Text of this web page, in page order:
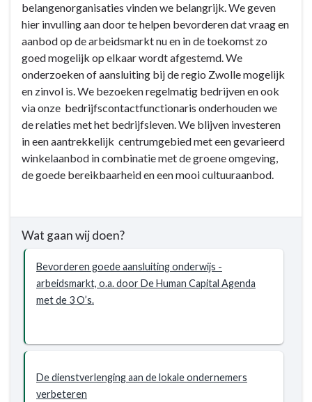
Wij
zetten
op
een
sterkere
locale
economie
belangenorganisaties vinden we belangrijk. We geven
hier invulling aan door te helpen bevorderen dat vraag en
aanbod op de arbeidsmarkt nu en in de toekomst zo
goed mogelijk op elkaar wordt afgestemd. We
onderzoeken of aansluiting bij de regio Zwolle mogelijk
en zinvol is. We bezoeken regelmatig bedrijven en ook
via onze bedrijfscontactfunctionaris onderhouden we
de relaties met het bedrijfsleven. We blijven investeren
in een aantrekkelijk centrumgebied met een gevarieerd
winkelaanbod in combinatie met de groene omgeving,
de goede bereikbaarheid en een mooi cultuuraanbod.
Wat gaan wij doen?
Bevorderen goede aansluiting onderwijs -
arbeidsmarkt, o.a. door De Human Capital Agenda
met de 3 O’s.
De dienstverlenging aan de lokale ondernemers
verbeteren